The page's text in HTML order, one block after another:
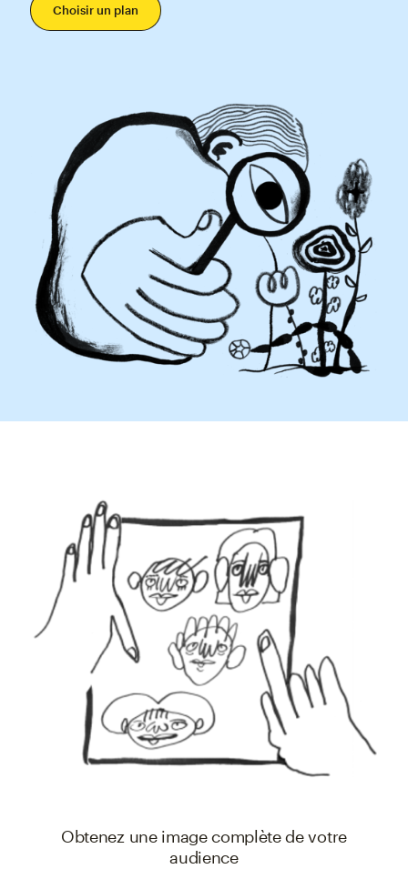
Choisir un plan
Obtenez une image complète de votre
audience